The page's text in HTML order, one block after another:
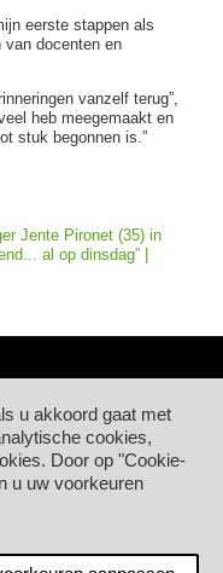
u akkoord gaat met
cookies,
Door op "Cookie-
u uw voorkeuren
eerste stappen als
docenten en
vanzelf terug”,
heb meegemaakt en
stuk begonnen is.”
Jente Pironet (35) in
al op dinsdag” |